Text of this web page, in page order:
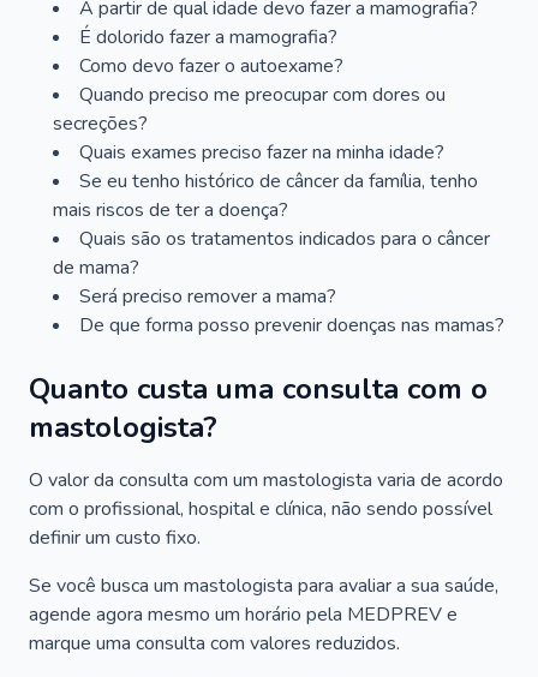
A partir de qual idade devo fazer a mamografia?
É dolorido fazer a mamografia?
Como devo fazer o autoexame?
Quando preciso me preocupar com dores ou
secreções?
Quais exames preciso fazer na minha idade?
Se eu tenho histórico de câncer da família, tenho
mais riscos de ter a doença?
Quais são os tratamentos indicados para o câncer
de mama?
Será preciso remover a mama?
De que forma posso prevenir doenças nas mamas?
Quanto custa uma consulta com o
mastologista?
O valor da consulta com um mastologista varia de acordo
com o profissional, hospital e clínica, não sendo possível
definir um custo fixo.
Se você busca um mastologista para avaliar a sua saúde,
agende agora mesmo um horário pela MEDPREV e
marque uma consulta com valores reduzidos.